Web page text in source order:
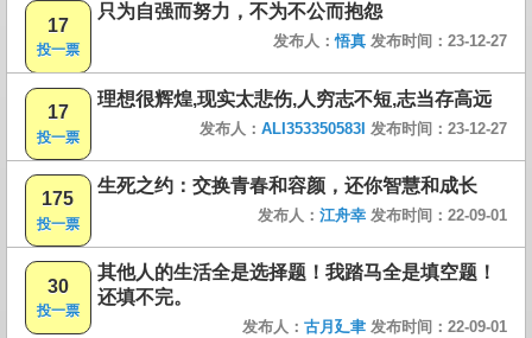
17
投一票
只为自强而努力，不为不公而抱怨
发布人：悟真 发布时间：23-12-27
17
投一票
理想很辉煌,现实太悲伤,人穷志不短,志当存高远
发布人： ALI353350583I 发布时间：23-12-27
175
投一票
生死之约：交换青春和容颜，还你智慧和成长
发布人： 江舟幸 发布时间：22-09-01
30
投一票
其他人的生活全是选择题！我踏马全是填空题！
还填不完。
发布人： 古月廴聿 发布时间：22-09-01